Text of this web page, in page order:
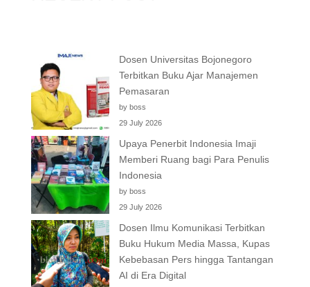
Dosen Universitas Bojonegoro
Terbitkan Buku Ajar Manajemen
Pemasaran
by boss
29 July 2026
Upaya Penerbit Indonesia Imaji
Memberi Ruang bagi Para Penulis
Indonesia
by boss
29 July 2026
Dosen Ilmu Komunikasi Terbitkan
Buku Hukum Media Massa, Kupas
Kebebasan Pers hingga Tantangan
AI di Era Digital